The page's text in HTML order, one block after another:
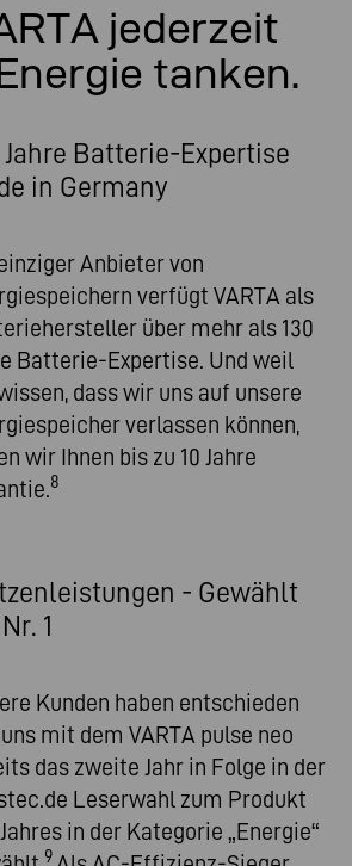
jederzeit
tanken.
Jahre Batterie-Expertise
in Germany
Anbieter von
verfügt VARTA als
über mehr als 130
Batterie-Expertise. Und weil
dass wir uns auf unsere
verlassen können,
wir Ihnen bis zu 10 Jahre
8
- Gewählt
1
Kunden haben entschieden
mit dem VARTA pulse neo
das zweite Jahr in Folge in der
Leserwahl zum Produkt
in der Kategorie „Energie“
9